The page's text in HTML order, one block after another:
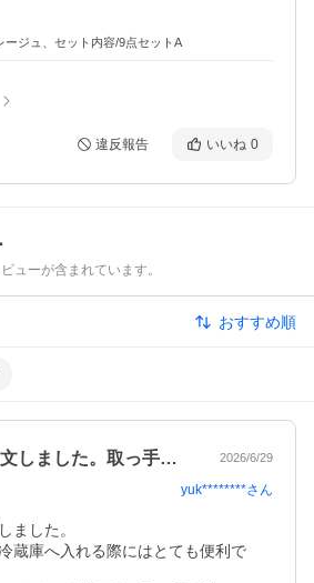
ージュ、セット内容/9点セットA
違反報告 いいね 0
ューが含まれています。
おすすめ順
IHのコンロ用に注文しました。取っ手が… 2026/6/29
yuk********さん
ました。
蔵庫へ入れる際にはとても便利で